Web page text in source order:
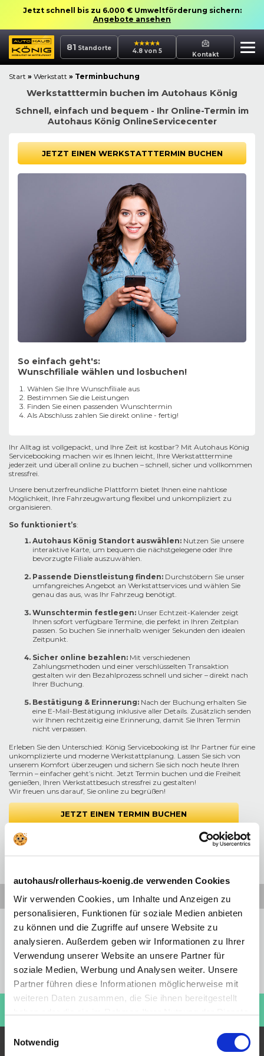
autohaus/rollerhaus-koenig.de verwenden Cookies
Wir verwenden Cookies, um Inhalte und Anzeigen zu
personalisieren, Funktionen für soziale Medien anbieten
zu können und die Zugriffe auf unsere Website zu
analysieren. Außerdem geben wir Informationen zu Ihrer
Verwendung unserer Website an unsere Partner für
soziale Medien, Werbung und Analysen weiter. Unsere
Partner führen diese Informationen möglicherweise mit
weiteren Daten zusammen, die Sie ihnen bereitgestellt
Cookies, wenn Sie unsere Webseite weiterhin nutzen.
Notwendig
Jetzt schnell bis zu 6.000 € Umweltförderung sichern:
Angebote ansehen
81 Standorte 4.8 von 5 Kontakt
Start » Werkstatt » Terminbuchung
Werkstatttermin buchen im Autohaus König
Schnell, einfach und bequem - Ihr Online-Termin im
Autohaus König OnlineServicecenter
Ihr Alltag ist vollgepackt, und Ihre Zeit ist kostbar? Mit Autohaus König
Servicebooking machen wir es Ihnen leicht, Ihre Werkstatttermine
jederzeit und überall online zu buchen – schnell, sicher und vollkommen
stressfrei.
Unsere benutzerfreundliche Plattform bietet Ihnen eine nahtlose
Möglichkeit, Ihre Fahrzeugwartung flexibel und unkompliziert zu
organisieren.
So funktioniert’s:
Autohaus König Standort auswählen: Nutzen Sie unsere
interaktive Karte, um bequem die nächstgelegene oder Ihre
bevorzugte Filiale auszuwählen.
Passende Dienstleistung finden: Durchstöbern Sie unser
umfangreiches Angebot an Werkstattservices und wählen Sie
genau das aus, was Ihr Fahrzeug benötigt.
Wunschtermin festlegen: Unser Echtzeit-Kalender zeigt
Ihnen sofort verfügbare Termine, die perfekt in Ihren Zeitplan
passen. So buchen Sie innerhalb weniger Sekunden den idealen
Zeitpunkt.
Sicher online bezahlen: Mit verschiedenen
Zahlungsmethoden und einer verschlüsselten Transaktion
gestalten wir den Bezahlprozess schnell und sicher – direkt nach
Ihrer Buchung.
Bestätigung & Erinnerung: Nach der Buchung erhalten Sie
eine E-Mail-Bestätigung inklusive aller Details. Zusätzlich senden
wir Ihnen rechtzeitig eine Erinnerung, damit Sie Ihren Termin
nicht verpassen.
Erleben Sie den Unterschied: König Servicebooking ist Ihr Partner für eine
unkomplizierte und moderne Werkstattplanung. Lassen Sie sich von
unserem Komfort überzeugen und sichern Sie sich noch heute Ihren
Termin – einfacher geht’s nicht. Jetzt Termin buchen und die Freiheit
genießen, Ihren Werkstattbesuch stressfrei zu gestalten!
Wir freuen uns darauf, Sie online zu begrüßen!
JETZT EINEN TERMIN BUCHEN
JETZT EINEN WERKSTATTTERMIN BUCHEN
So einfach geht's:
Wunschfiliale wählen und losbuchen!
Wählen Sie Ihre Wunschfiliale aus
Bestimmen Sie die Leistungen
Finden Sie einen passenden Wunschtermin
Als Abschluss zahlen Sie direkt online - fertig!
Preiswahrheit
Sofortige Verfügbarkeit
Ohne Anzahlung
Bundesweit verfügbar
Aktionswochenenden
Kaufen Sie einen Roller!
Besuchen Sie jetzt:
Beliebteste Angebote